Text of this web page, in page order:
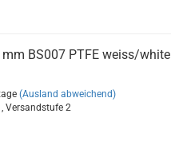
mm BS007 PTFE weiss/white
(Ausland abweichend)
Versandstufe 2